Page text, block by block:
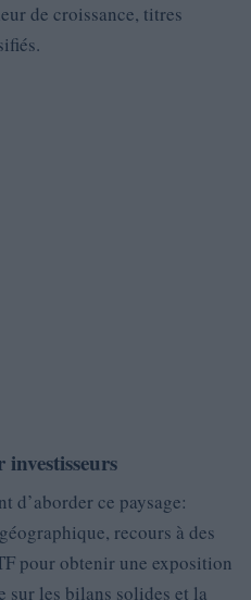
de croissance, titres
d’aborder ce paysage:
recours à des
pour obtenir une exposition
sur les bilans solides et la